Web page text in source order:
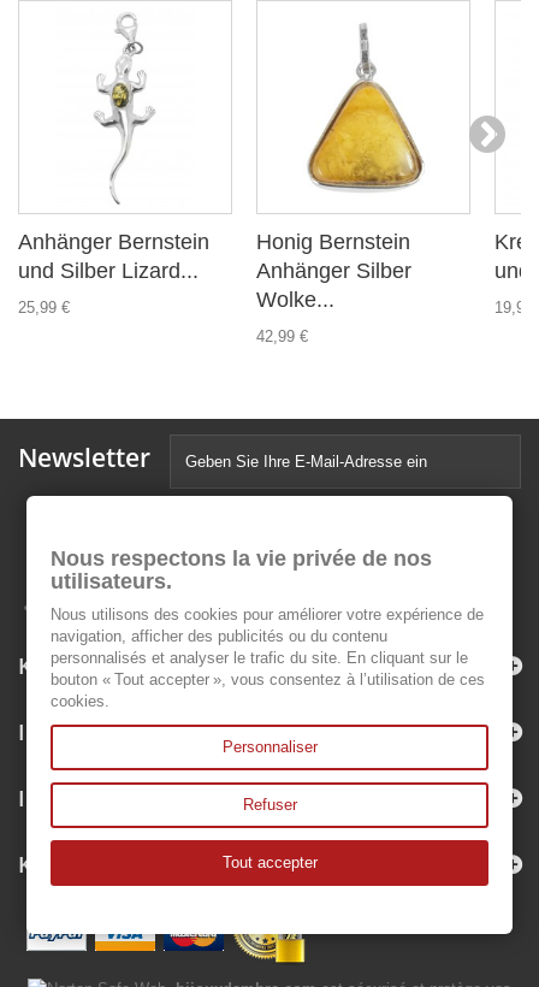
Anhänger Bernstein
und Silber Lizard...
25,99 €
Honig Bernstein
Anhänger Silber
Wolke...
42,99 €
und
19,99
Newsletter
Kategorien
Informationen
Ihr Kundenbereich
Kontakt
Nous respectons la vie privée de nos
utilisateurs.
Nous utilisons des cookies pour améliorer votre expérience de
navigation, afficher des publicités ou du contenu
personnalisés et analyser le trafic du site. En cliquant sur le
bouton « Tout accepter », vous consentez à l’utilisation de ces
cookies.
Personnaliser
Refuser
Tout accepter